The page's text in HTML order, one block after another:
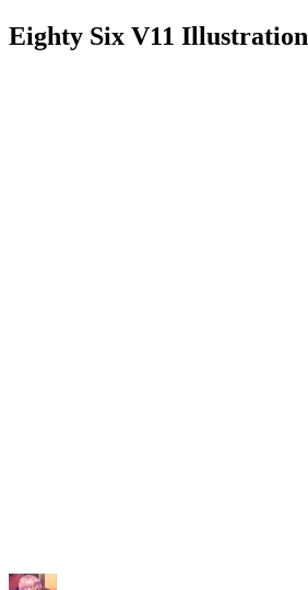
Eighty Six V11 Illustration